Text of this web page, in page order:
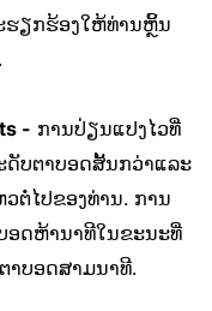
ຮຽກ​ຮ້ອງ​ໃຫ້​ທ່ານ​ຫຼິ້ນ​
- ການປ່ຽນແປງໄວທີ່
ບຕາບອດສັ້ນກວ່າແລະ
ຕໍ່ໄປຂອງທ່ານ. ການ
ອດຫ້ານາທີໃນຂະນະທີ່
າບອດສາມນາທີ.